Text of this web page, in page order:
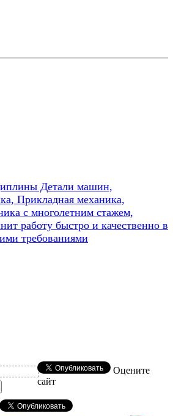
Детали машин,
Прикладная механика,
с многолетним стажем,
работу быстро и качественно в
требованиями
Оцените
сайт